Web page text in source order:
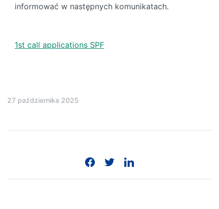
informować w następnych komunikatach.
1st call applications SPF
27 października 2025